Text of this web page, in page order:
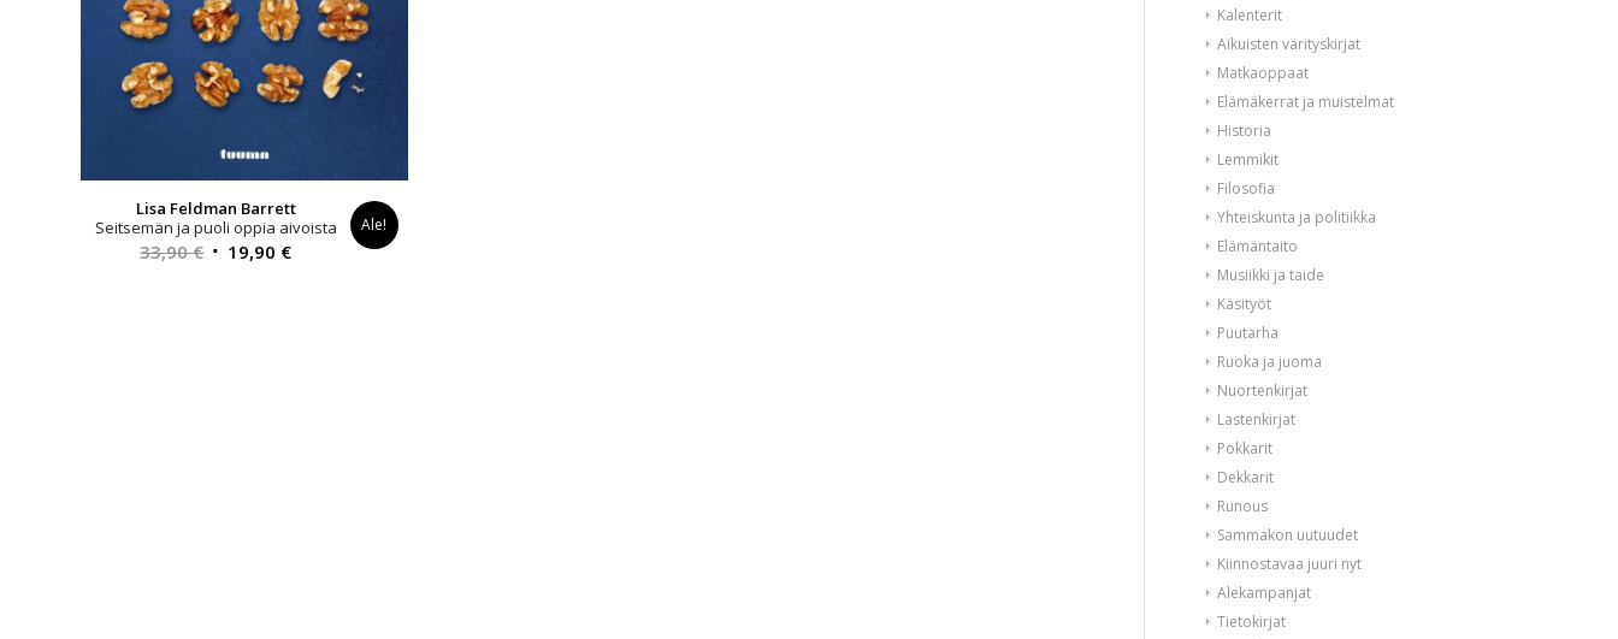
Lisa Feldman Barrett
Seitsemän ja puoli oppia aivoista
33,90€ Alkuperäinen
19,90 €Nykyinen
Ale!
Kalenterit
Aikuisten värityskirjat
Matkaoppaat
Elämäkerrat ja muistelmat
Historia
Lemmikit
Filosofia
Yhteiskunta ja politiikka
Elämäntaito
Musiikki ja taide
Käsityöt
Puutarha
Ruoka ja juoma
Nuortenkirjat
Lastenkirjat
Pokkarit
Dekkarit
Runous
Sammakon uutuudet
Kiinnostavaa juuri nyt
Alekampanjat
Tietokirjat